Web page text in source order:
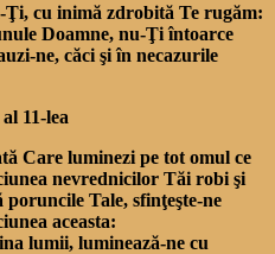
cu inimă zdrobită Te rugăm:
Doamne, nu-Ţi întoarce
ne, căci şi în necazurile
11-lea
Care luminezi pe tot omul ce
nevrednicilor Tăi robi şi
Tale, sfinţeşte-ne
aceasta:
lumii, luminează-ne cu